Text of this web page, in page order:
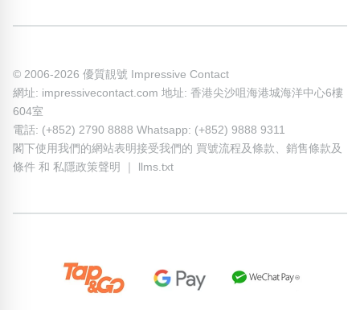
© 2006-2026 優質靚號 Impressive Contact
網址: impressivecontact.com 地址: 香港尖沙咀海港城海洋中心6樓
604室
電話: (+852) 2790 8888 Whatsapp: (+852) 9888 9311
閣下使用我們的網站表明接受我們的 買號流程及條款、 銷售條款及
條件 和 私隱政策聲明 llms.txt